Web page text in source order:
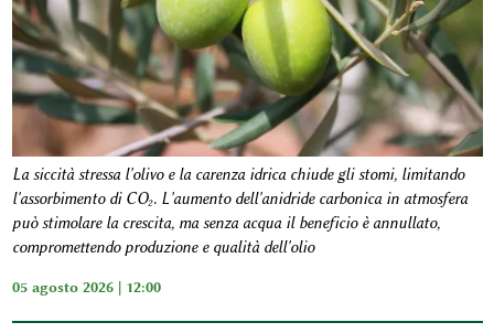
La siccità stressa l'olivo e la carenza idrica chiude gli stomi, limitando
l'assorbimento di CO₂. L'aumento dell'anidride carbonica in atmosfera
può stimolare la crescita, ma senza acqua il beneficio è annullato,
compromettendo produzione e qualità dell'olio
05 agosto 2026 | 12:00